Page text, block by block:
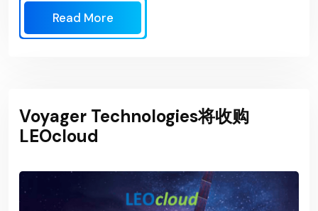
Read More
Voyager Technologies将收购
LEOcloud